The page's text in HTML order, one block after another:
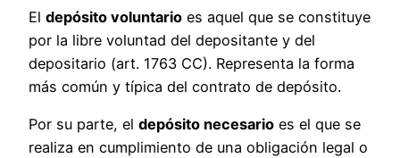
El depósito voluntario es aquel que se constituye
por la libre voluntad del depositante y del
depositario (art. 1763 CC). Representa la forma
más común y típica del contrato de depósito.
Por su parte, el depósito necesario es el que se
realiza en cumplimiento de una obligación legal o